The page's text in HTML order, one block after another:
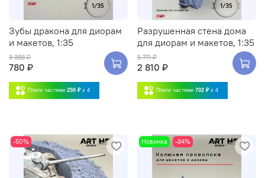
Зубы дракона для диорам
и макетов, 1:35
3 388 ₽
780 ₽
Плати частями 250 ₽ x 4
Разрушенная стена дома
для диорам и макетов, 1:35
5 771 ₽
2 810 ₽
Плати частями 702 ₽ x 4
-50% Новинка -84%